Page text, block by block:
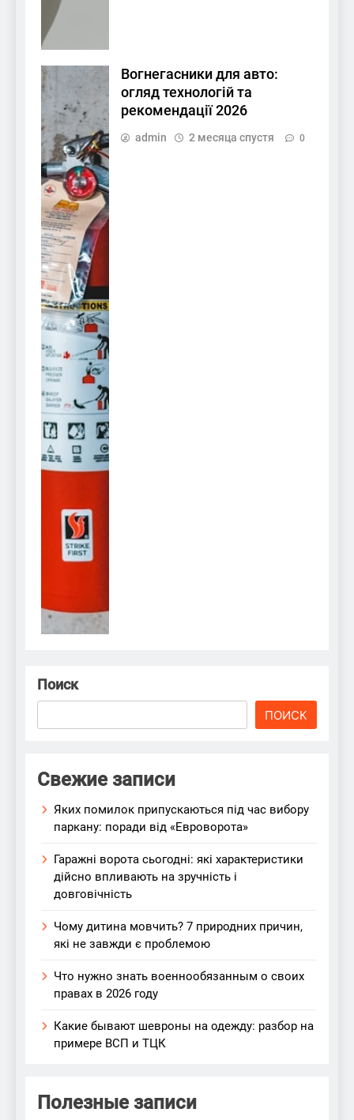
Вогнегасники для авто:
огляд технологій та
рекомендації 2026
admin 2 месяца спустя 0
Поиск
ПОИСК
Свежие записи
Яких помилок припускаються під час вибору
паркану: поради від «Евроворота»
Гаражні ворота сьогодні: які характеристики
дійсно впливають на зручність і
довговічність
Чому дитина мовчить? 7 природних причин,
які не завжди є проблемою
Что нужно знать военнообязанным о своих
правах в 2026 году
Какие бывают шевроны на одежду: разбор на
примере ВСП и ТЦК
Полезные записи